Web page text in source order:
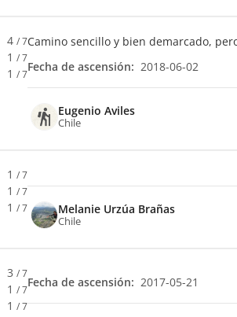
4 / 7
1 / 7
1 / 7
Camino sencillo y bien demarcado,
Fecha de ascensión: 2018-06-02
Eugenio Aviles
Chile
1 / 7
1 / 7
1 / 7 Melanie Urzúa Brañas
Chile
3 / 7
1 / 7
1 / 7
Fecha de ascensión: 2017-05-21